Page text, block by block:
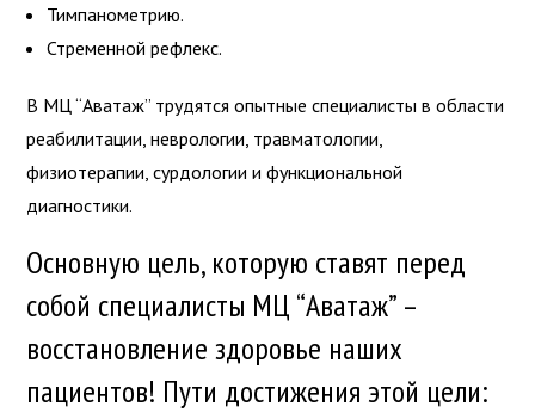
Тимпанометрию.
Стременной рефлекс.
В МЦ “Аватаж” трудятся опытные специалисты в области
реабилитации, неврологии, травматологии,
физиотерапии, сурдологии и функциональной
диагностики.
Основную цель, которую ставят перед
собой специалисты МЦ “Аватаж” –
восстановление здоровье наших
пациентов! Пути достижения этой цели: